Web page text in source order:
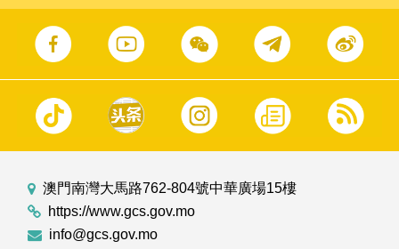
澳門南灣大馬路762-804號中華廣場15樓
https://www.gcs.gov.mo
info@gcs.gov.mo